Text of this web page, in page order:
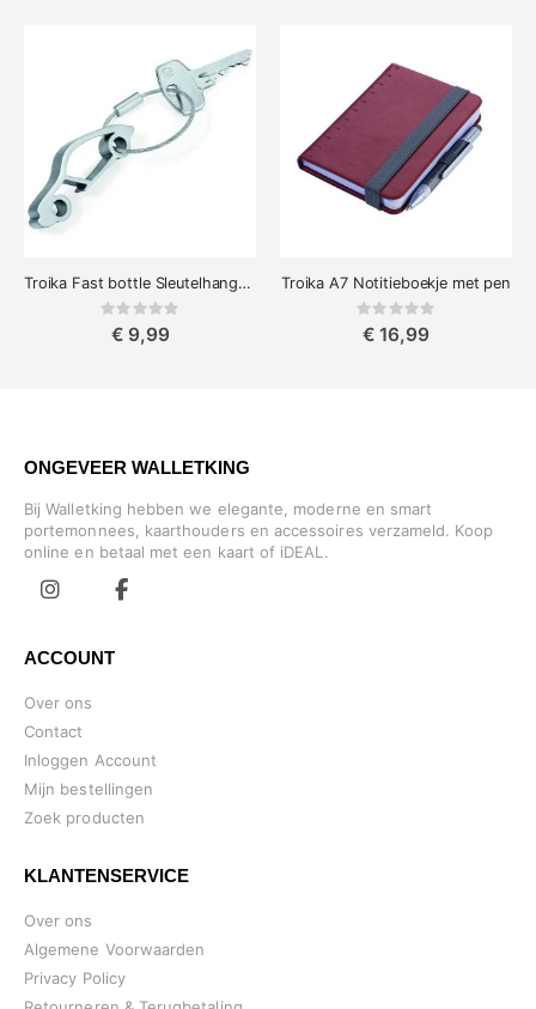
Troika Fast bottle Sleutelhanger flesopener
Rating:
0%
€ 9,99
Troika A7 Notitieboekje met pen
Rating:
0%
€ 16,99
ONGEVEER WALLETKING
Bij Walletking hebben we elegante, moderne en smart
portemonnees, kaarthouders en accessoires verzameld. Koop
online en betaal met een kaart of iDEAL.
ACCOUNT
Over ons
Contact
Inloggen Account
Mijn bestellingen
Zoek producten
KLANTENSERVICE
Over ons
Algemene Voorwaarden
Privacy Policy